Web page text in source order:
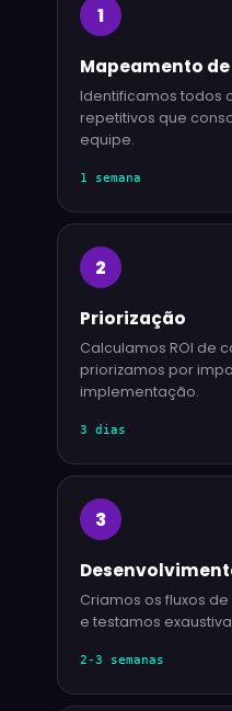
1
Mapeamento
Identificamos todos
repetitivos que
equipe.
1 semana
2
Priorização
Calculamos ROI de
priorizamos por
implementação.
3 dias
3
Criamos os fluxos
e testamos
2-3 semanas